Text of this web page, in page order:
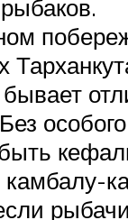
камбалу-